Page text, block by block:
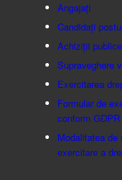
Angajați
Candidați
Achiziții publice
Supraveghere
Exercitarea
Formular de
conform GDPR
Modalitatea de
exercitare a